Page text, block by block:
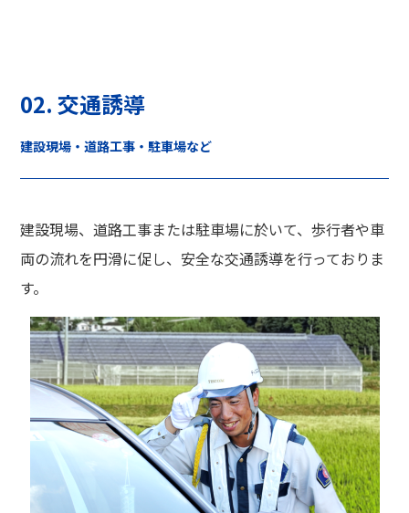
02. 交通誘導
建設現場・道路工事・駐車場など
建設現場、道路工事または駐車場に於いて、歩行者や車
両の流れを円滑に促し、安全な交通誘導を行っておりま
す。